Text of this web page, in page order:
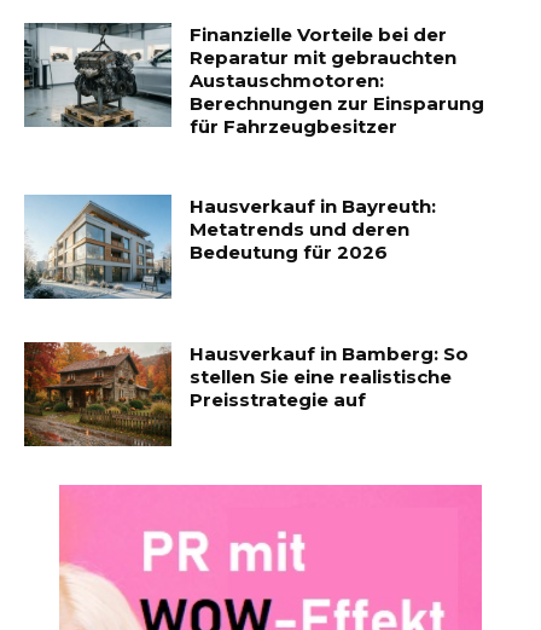
Finanzielle Vorteile bei der
Reparatur mit gebrauchten
Austauschmotoren:
Berechnungen zur Einsparung
für Fahrzeugbesitzer
Hausverkauf in Bayreuth:
Metatrends und deren
Bedeutung für 2026
Hausverkauf in Bamberg: So
stellen Sie eine realistische
Preisstrategie auf